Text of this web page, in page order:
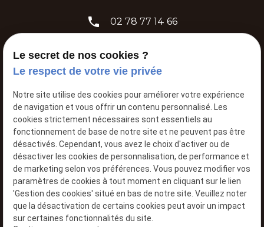
phone 02 78 77 14 66
mail contact@atelier-mecanique-de-romain.fr
L’atelier mecanique
Garagiste à SAINT CLAIR SUR L'ELLE
Le secret de nos cookies ?
Le respect de votre vie privée
Notre site utilise des cookies pour améliorer votre expérience
de navigation et vous offrir un contenu personnalisé. Les
cookies strictement nécessaires sont essentiels au
fonctionnement de base de notre site et ne peuvent pas être
désactivés. Cependant, vous avez le choix d'activer ou de
désactiver les cookies de personnalisation, de performance et
de marketing selon vos préférences. Vous pouvez modifier vos
paramètres de cookies à tout moment en cliquant sur le lien
'Gestion des cookies' situé en bas de notre site. Veuillez noter
que la désactivation de certains cookies peut avoir un impact
sur certaines fonctionnalités du site.